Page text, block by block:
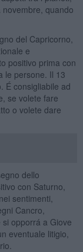
quando
del Capricorno,
e
positivo prima con
le persone. Il 13
É consigliabile ad
se volete fare
o volete dare
dello
con Saturno,
sentimenti,
Cancro,
opporrá a Giove
eventuale litigio,